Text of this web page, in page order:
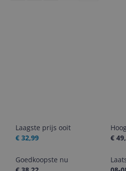
Laagste prijs ooit
€ 32,99
€
Goedkoopste nu